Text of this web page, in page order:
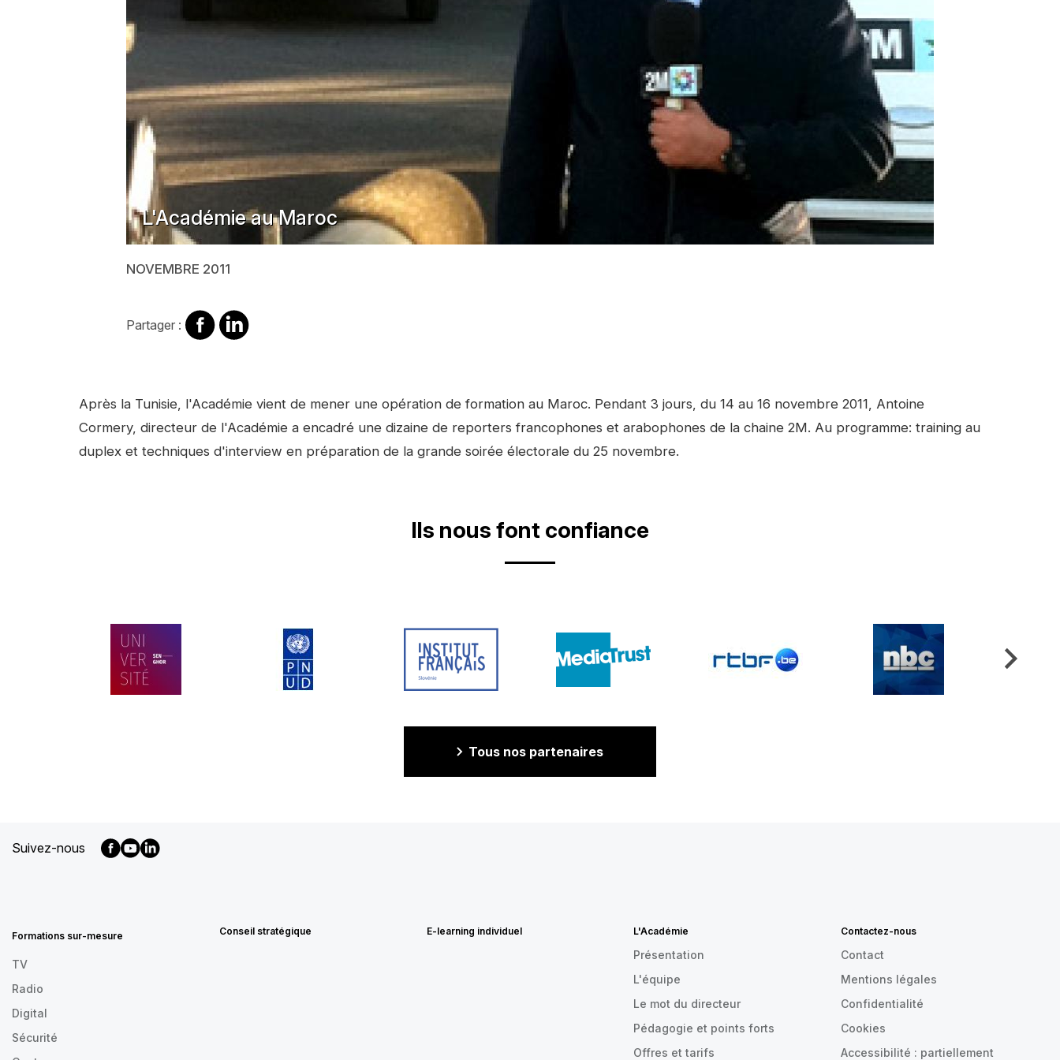
L'Académie au Maroc
NOVEMBRE 2011
Partager : Partager
sur
Partager
sur
Contenu
Après la Tunisie, l'Académie vient de mener une opération de formation au Maroc. Pendant 3 jours, du 14 au 16 novembre 2011, Antoine
Cormery, directeur de l'Académie a encadré une dizaine de reporters francophones et arabophones de la chaine 2M. Au programme: training au
duplex et techniques d'interview en préparation de la grande soirée électorale du 25 novembre.
Ils nous font confiance
Tous nos partenaires
Suivez-nous
FR
Formations sur-mesure
TV
Radio
Digital
Sécurité
Conseil stratégique E-learning individuel L'Académie
Présentation
L'équipe
Le mot du directeur
Pédagogie et points forts
Offres et tarifs
Contactez-nous
Contact
Mentions légales
Confidentialité
Cookies
Accessibilité : partiellement